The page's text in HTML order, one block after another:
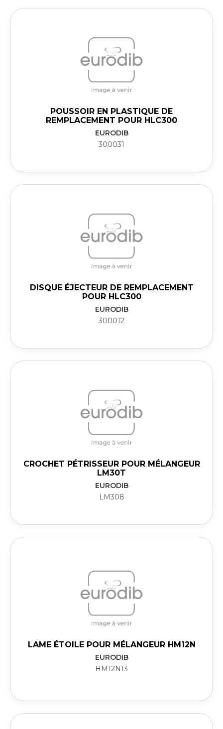
POUSSOIR EN PLASTIQUE DE
REMPLACEMENT POUR HLC300
EURODIB
300031
DISQUE ÉJECTEUR DE REMPLACEMENT
POUR HLC300
EURODIB
300012
CROCHET PÉTRISSEUR POUR MÉLANGEUR
LM30T
EURODIB
LM308
LAME ÉTOILE POUR MÉLANGEUR HM12N
EURODIB
HM12N13